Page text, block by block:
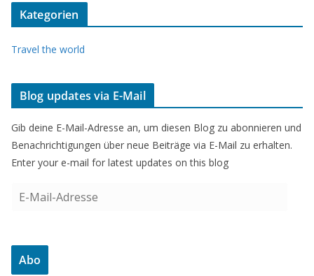
Kategorien
Travel the world
Blog updates via E-Mail
Gib deine E-Mail-Adresse an, um diesen Blog zu abonnieren und
Benachrichtigungen über neue Beiträge via E-Mail zu erhalten.
Enter your e-mail for latest updates on this blog
a
Abo